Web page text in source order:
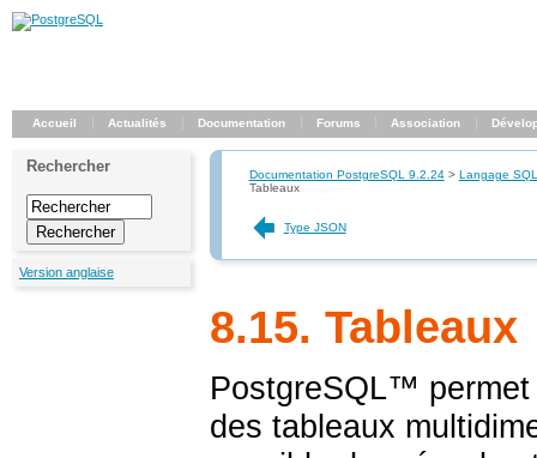
Accueil Actualités Documentation Forums Association
Rechercher
Version anglaise
Documentation PostgreSQL 9.2.24> Langage SQL
Tableaux
Type JSON
8.15. Tableaux
PostgreSQL™ permet
des tableaux